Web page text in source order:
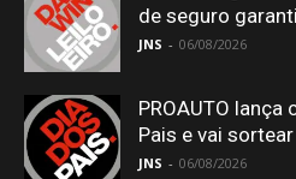
de seguro
JNS - 06/08/2026
PROAUTO lança
Pais e vai
JNS - 06/08/2026